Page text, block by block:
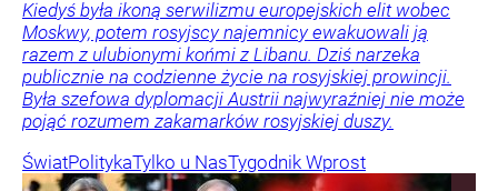
Kiedyś była ikoną serwilizmu europejskich elit wobec
Moskwy, potem rosyjscy najemnicy ewakuowali ją
razem z ulubionymi końmi z Libanu. Dziś narzeka
publicznie na codzienne życie na rosyjskiej prowincji.
Była szefowa dyplomacji Austrii najwyraźniej nie może
pojąć rozumem zakamarków rosyjskiej duszy.
ŚwiatPolitykaTylko u NasTygodnik Wprost